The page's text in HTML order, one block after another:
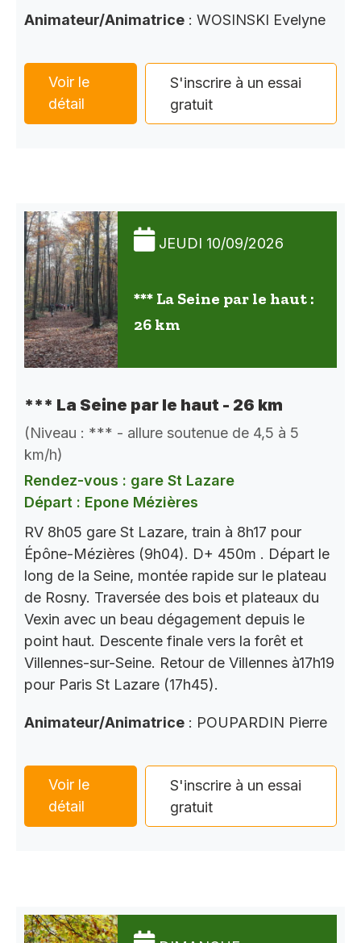
Animateur/Animatrice : WOSINSKI Evelyne
Voir le
détail
S'inscrire à un essai
gratuit
JEUDI 10/09/2026
*** La Seine par le haut :
26 km
*** La Seine par le haut - 26 km
(Niveau : *** - allure soutenue de 4,5 à 5
km/h)
Rendez-vous : gare St Lazare
Départ : Epone Mézières
RV 8h05 gare St Lazare, train à 8h17 pour
Épône-Mézières (9h04). D+ 450m . Départ le
long de la Seine, montée rapide sur le plateau
de Rosny. Traversée des bois et plateaux du
Vexin avec un beau dégagement depuis le
point haut. Descente finale vers la forêt et
Villennes-sur-Seine. Retour de Villennes à17h19
pour Paris St Lazare (17h45).
Animateur/Animatrice : POUPARDIN Pierre
Voir le
détail
S'inscrire à un essai
gratuit